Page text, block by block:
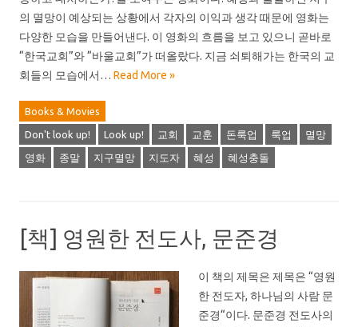
의 멸망이 예상되는 상황에서 각자의 이익과 생각 때문에 영화는
다양한 모습을 만들어낸다. 이 영화의 흐름을 보고 있으니 곧바로
“한국교회”와 “바울교회”가 떠올랐다. 지금 쇠퇴해가는 한국의 교
회들의 모습에서… Read More »
Books & Movies
Don't look up! Look up! 교회 교훈 돈룩업 룩업 멸망
영화 종말 지구멸망 지도자 혜성 혜성충돌
[책] 영원한 전도사, 문준경
이 책의 제목은 제목은 “영원
한 전도자, 하나님의 사람 문
준경“이다. 문준경 전도사의